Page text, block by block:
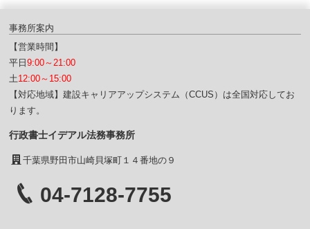
事務所案内
【営業時間】
平日9:00～21:00
土12:00～15:00
【対応地域】建設キャリアアップシステム（CCUS）は全国対応してお
ります。
行政書士イデアル法務事務所
千葉県野田市山崎貝塚町１４番地の９
04-7128-7755